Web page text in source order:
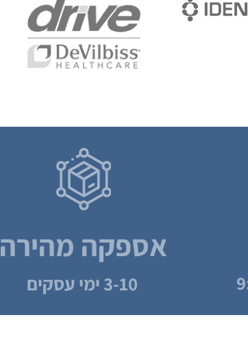
אספקה מהירה